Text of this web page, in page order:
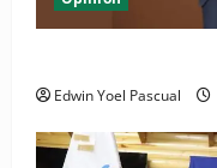
Edwin Yoel Pascual